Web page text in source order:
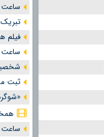
ساعت
فیلم
ثبت
ساعت